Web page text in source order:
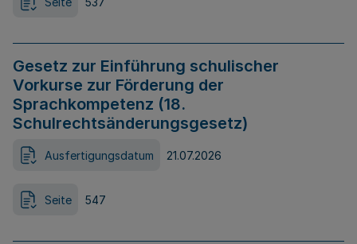
Gesetz zur Einführung schulischer
Vorkurse zur Förderung der
Sprachkompetenz (18.
Schulrechtsänderungsgesetz)
Ausfertigungsdatum 21.07.2026
Seite 547